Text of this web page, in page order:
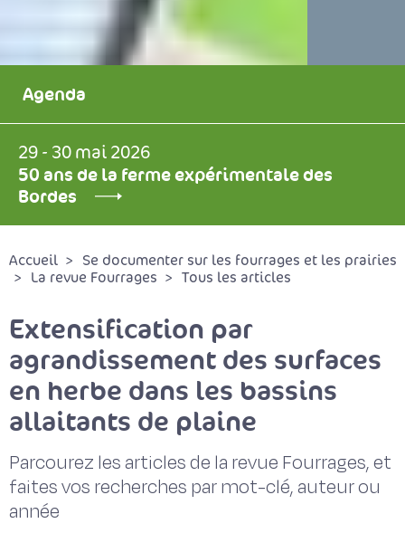
Agenda
29 - 30 mai 2026
50 ans de la ferme expérimentale des
Bordes
Accueil
Se documenter sur les fourrages et les prairies
La revue Fourrages
Tous les articles
Extensification par
agrandissement des surfaces
en herbe dans les bassins
allaitants de plaine
Parcourez les articles de la revue Fourrages, et
faites vos recherches par mot-clé, auteur ou
année